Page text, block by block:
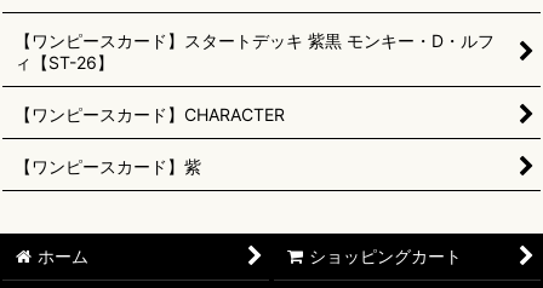
【ワンピースカード】スタートデッキ 紫黒 モンキー・D・ルフ
ィ【ST-26】
【ワンピースカード】CHARACTER
【ワンピースカード】紫
ホーム ショッピングカート